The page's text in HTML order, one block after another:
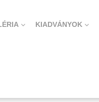
KIADVÁNYOK